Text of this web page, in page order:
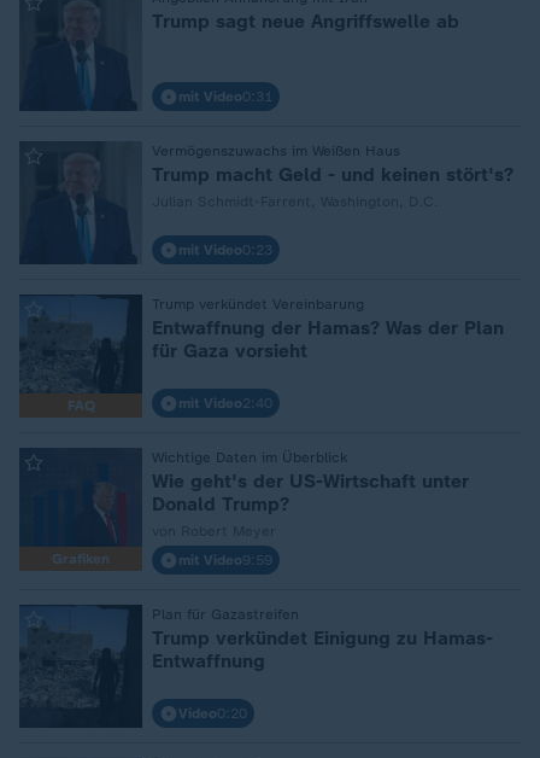
: Trump sagt neue Angriffswelle ab
mit Video0:31
Vermögenszuwachs im Weißen Haus
: Trump macht Geld - und keinen stört's?
mit Video0:23
FAQ
Trump verkündet Vereinbarung
:
Entwaffnung der Hamas? Was der Plan
für Gaza vorsieht
mit Video2:40
Grafiken
Wichtige Daten im Überblick
:
Wie geht's der US-Wirtschaft unter
Donald Trump?
mit Video9:59
Plan für Gazastreifen
:
Trump verkündet Einigung zu Hamas-
Entwaffnung
Video0:20